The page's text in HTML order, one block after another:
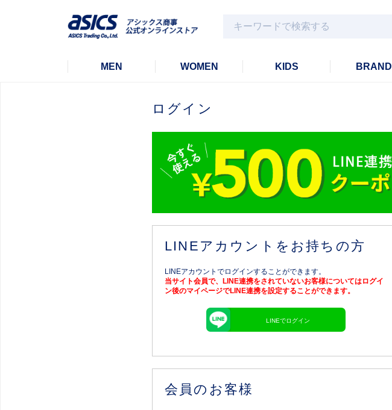
MEN WOMEN KIDS BRAND
ログイン
LINEアカウントをお持ちの方
LINEアカウントでログインすることができます。
当サイト会員で、LINE連携をされていないお客様についてはログイ
ン後のマイページでLINE連携を設定することができます。
LINEでログイン
会員のお客様